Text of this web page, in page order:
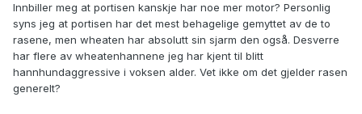
Innbiller meg at portisen kanskje har noe mer motor? Personlig
syns jeg at portisen har det mest behagelige gemyttet av de to
rasene, men wheaten har absolutt sin sjarm den også. Desverre
har flere av wheatenhannene jeg har kjent til blitt
hannhundaggressive i voksen alder. Vet ikke om det gjelder rasen
generelt?